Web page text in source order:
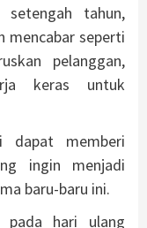
tahun,
mencabar seperti
pelanggan,
keras untuk
dapat memberi
ingin menjadi
baru-baru ini.
pada hari ulang